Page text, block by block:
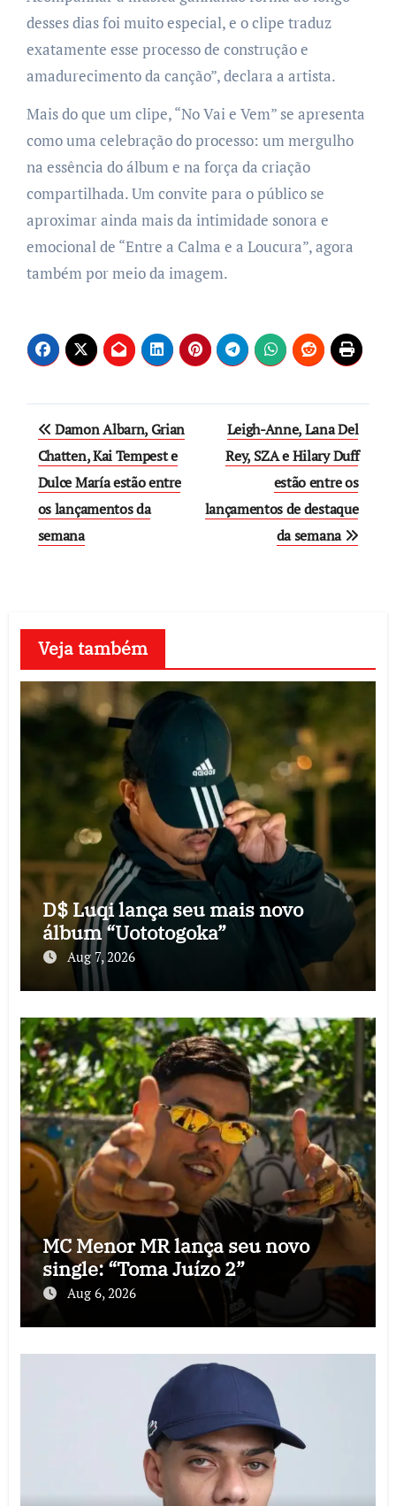
desses dias foi muito especial, e o clipe traduz
exatamente esse processo de construção e
amadurecimento da canção”, declara a artista.
Mais do que um clipe, “No Vai e Vem” se apresenta
como uma celebração do processo: um mergulho
na essência do álbum e na força da criação
compartilhada. Um convite para o público se
aproximar ainda mais da intimidade sonora e
emocional de “Entre a Calma e a Loucura”, agora
também por meio da imagem.
Post
navigation
Damon Albarn, Grian
Chatten, Kai Tempest e
Dulce María estão entre
os lançamentos da
semana
Leigh-Anne, Lana Del
Rey, SZA e Hilary Duff
estão entre os
lançamentos de destaque
da semana
Veja também
D$ Luqi lança seu mais novo
álbum “Uototogoka”
Aug 7, 2026
MC Menor MR lança seu novo
single: “Toma Juízo 2”
Aug 6, 2026